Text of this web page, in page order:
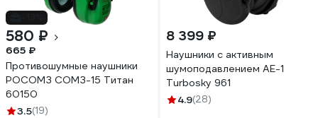
580 ₽
665 ₽
Противошумные наушники
РОСОМЗ СОМЗ-15 Титан
60150
3.5(19)
8 399 ₽
Наушники с активным
шумоподавлением AE-1
Turbosky 961
4.9(28)